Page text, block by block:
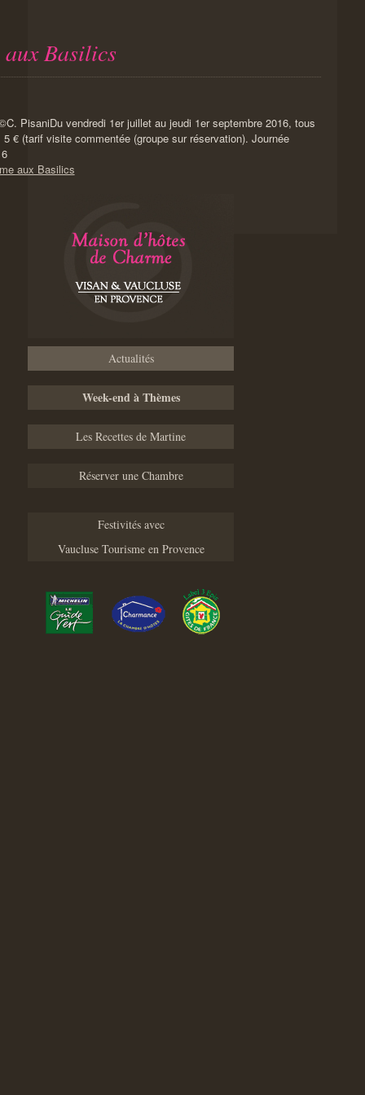
Basilics
Du vendredi 1er juillet au jeudi 1er septembre 2016, tous
€ (tarif visite commentée (groupe sur réservation). Journée
aux Basilics
Actualités
Week-end à Thèmes
Les Recettes de Martine
Réserver une Chambre
Festivités avec
Vaucluse Tourisme en Provence